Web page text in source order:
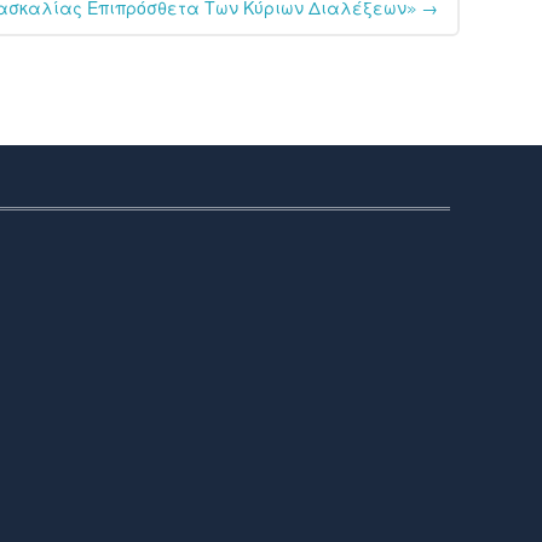
Επιπρόσθετα Των Κύριων Διαλέξεων» →